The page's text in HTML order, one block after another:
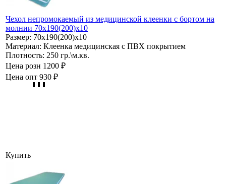
Чехол непромокаемый из медицинской клеенки с бортом на
молнии 70х190(200)х10
Размер: 70х190(200)х10
Материал: Клеенка медицинская с ПВХ покрытием
Плотность: 250 гр.\м.кв.
Цена розн 1200 ₽
Цена опт 930 ₽
Купить